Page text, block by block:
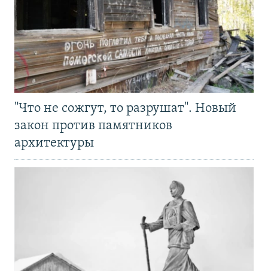
"Что не сожгут, то разрушат". Новый
закон против памятников
архитектуры